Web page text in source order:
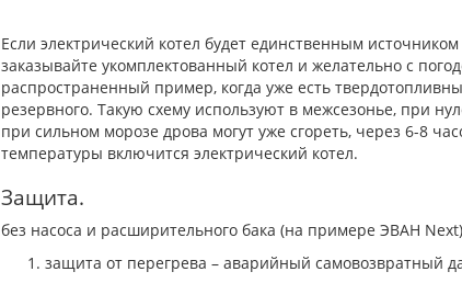
Если электрический котел будет единственным
заказывайте укомплектованный котел и желательно с
распространенный пример, когда уже есть
резервного. Такую схему используют в межсезонье, при
при сильном морозе дрова могут уже сгореть, через 6-8
температуры включится электрический котел.
Защита.
без насоса и расширительного бака (на примере ЭВАН Next)
защита от перегрева – аварийный самовозвратный